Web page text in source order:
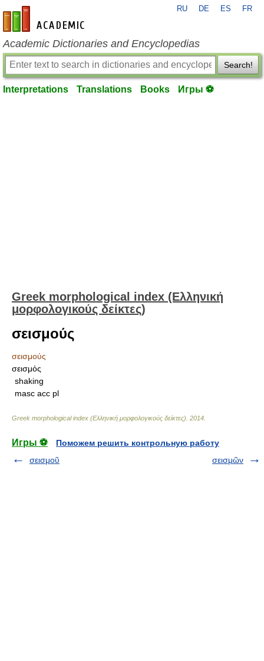
en-academic.com
RU DE ES FR
Academic Dictionaries and Encyclopedias
Search!
Interpretations Translations Books Игры ⚽
Greek morphological index (Ελληνική
μορφολογικούς δείκτες)
σεισμούς
σεισμούς
σεισμός
shaking
masc acc pl
Greek morphological index (Ελληνική μορφολογικούς δείκτες) 2014
Игры ⚽
Поможем решить контрольную работу
σεισμοῦ
σεισμῶν